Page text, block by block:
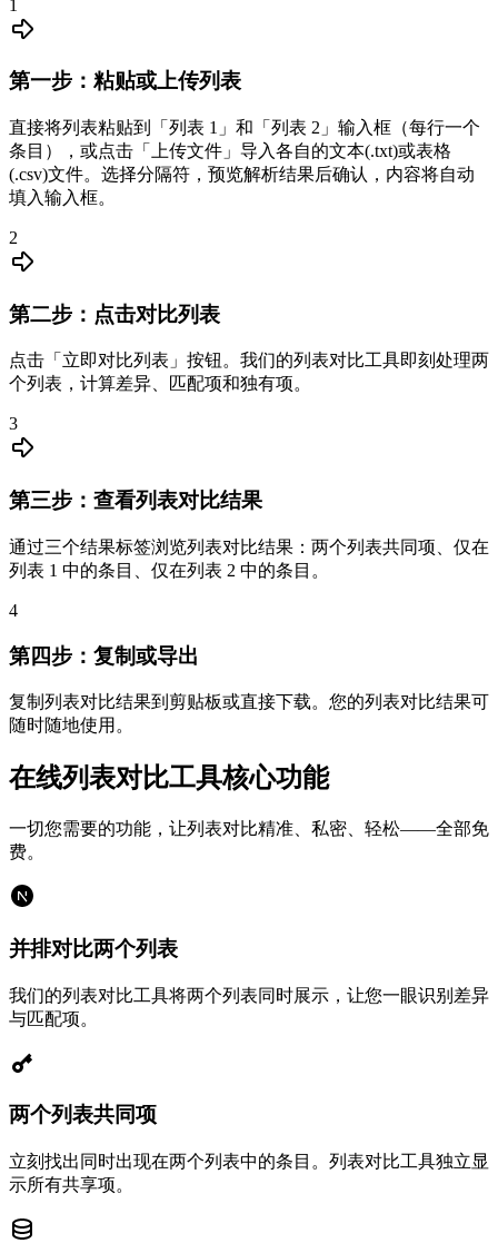
1
第一步：粘贴或上传列表
直接将列表粘贴到「列表 1」和「列表 2」输入框（每行一个
条目），或点击「上传文件」导入各自的文本(.txt)或表格
(.csv)文件。选择分隔符，预览解析结果后确认，内容将自动
填入输入框。
2
第二步：点击对比列表
点击「立即对比列表」按钮。我们的列表对比工具即刻处理两
个列表，计算差异、匹配项和独有项。
3
第三步：查看列表对比结果
通过三个结果标签浏览列表对比结果：两个列表共同项、仅在
列表 1 中的条目、仅在列表 2 中的条目。
4
第四步：复制或导出
复制列表对比结果到剪贴板或直接下载。您的列表对比结果可
随时随地使用。
在线列表对比工具核心功能
一切您需要的功能，让列表对比精准、私密、轻松——全部免
费。
并排对比两个列表
我们的列表对比工具将两个列表同时展示，让您一眼识别差异
与匹配项。
两个列表共同项
立刻找出同时出现在两个列表中的条目。列表对比工具独立显
示所有共享项。